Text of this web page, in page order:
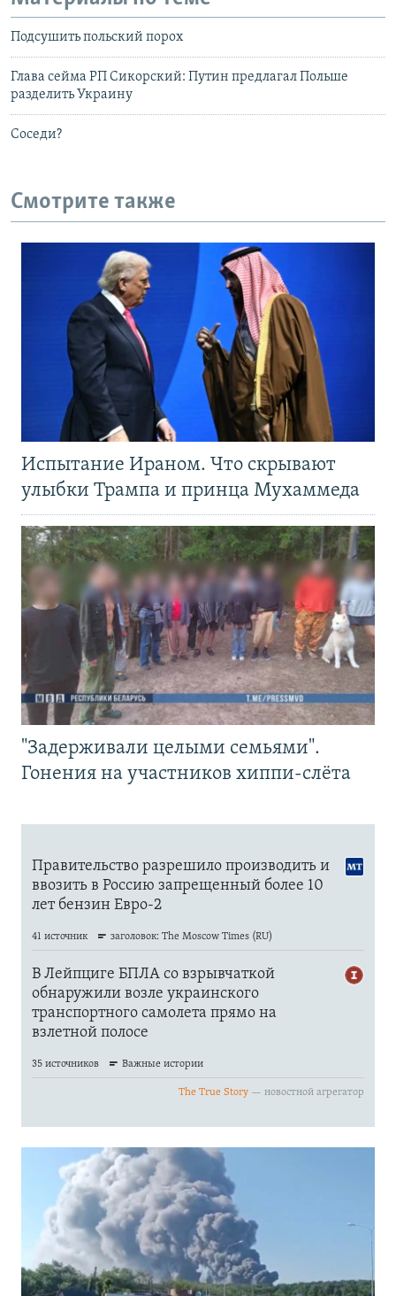
Подсушить польский порох
Глава сейма РП Сикорский: Путин предлагал Польше
разделить Украину
Соседи?
Смотрите также
Испытание Ираном. Что скрывают
улыбки Трампа и принца Мухаммеда
"Задерживали целыми семьями".
Гонения на участников хиппи-слёта